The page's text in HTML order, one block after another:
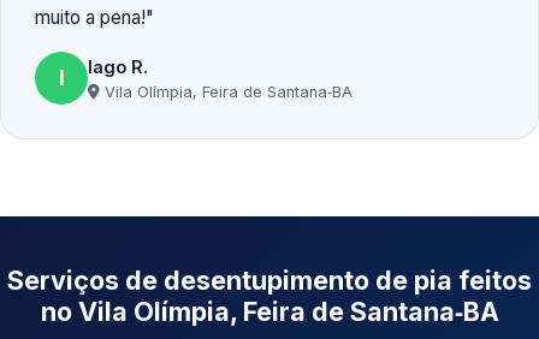
muito a pena!
I Iago R.
Vila Olímpia, Feira de Santana‑BA
Serviços de desentupimento de pia feitos
no Vila Olímpia, Feira de Santana‑BA